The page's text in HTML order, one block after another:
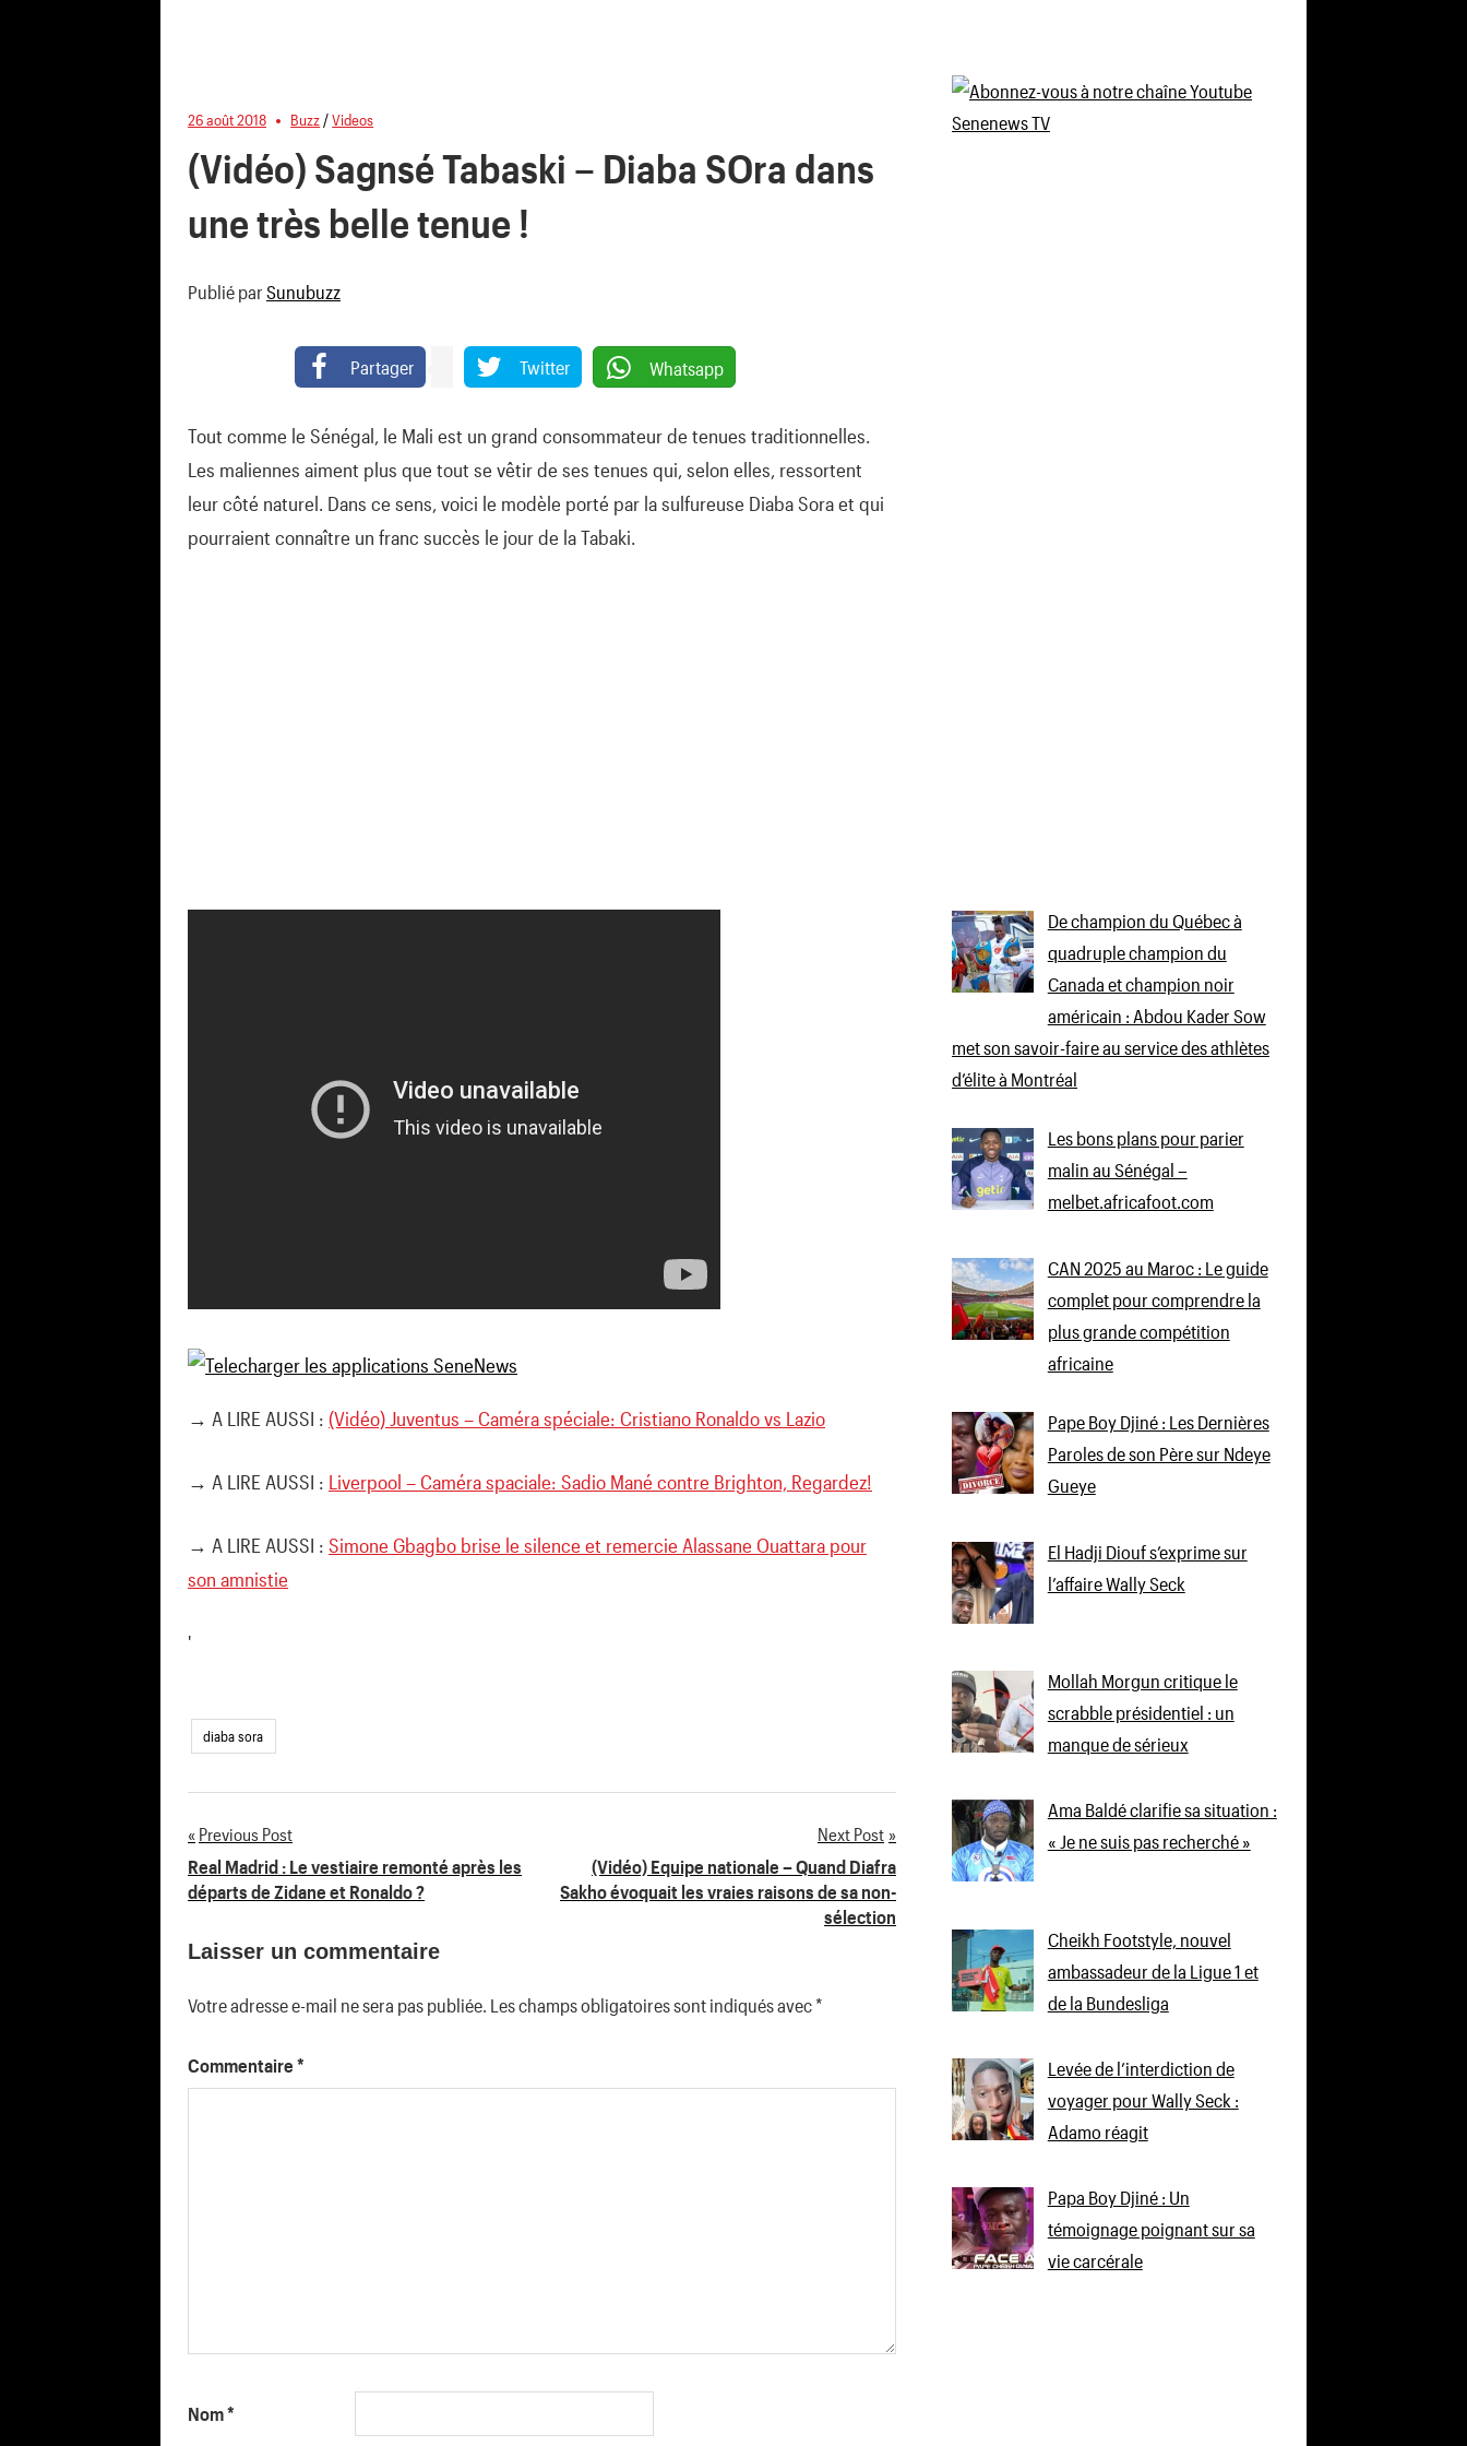
26 août 2018 Buzz /Videos
(Vidéo) Sagnsé Tabaski – Diaba SOra dans
une très belle tenue !
Publié par Sunubuzz
Partager Twitter Whatsapp
Tout comme le Sénégal, le Mali est un grand consommateur de tenues traditionnelles.
Les maliennes aiment plus que tout se vêtir de ses tenues qui, selon elles, ressortent
leur côté naturel. Dans ce sens, voici le modèle porté par la sulfureuse Diaba Sora et qui
pourraient connaître un franc succès le jour de la Tabaki.
→ A LIRE AUSSI : (Vidéo) Juventus – Caméra spéciale: Cristiano Ronaldo vs Lazio
→ A LIRE AUSSI : Liverpool – Caméra spaciale: Sadio Mané contre Brighton, Regardez!
→ A LIRE AUSSI : Simone Gbagbo brise le silence et remercie Alassane Ouattara pour
son amnistie
'
diaba sora
Navigation
de
l’article
Previous Post
Real Madrid : Le vestiaire remonté après les
départs de Zidane et Ronaldo ?
Next Post
(Vidéo) Equipe nationale – Quand Diafra
Sakho évoquait les vraies raisons de sa non-
sélection
Laisser un commentaire
Votre adresse e-mail ne sera pas publiée. Les champs obligatoires sont indiqués avec*
Commentaire *
Nom*
De champion du Québec à
quadruple champion du
Canada et champion noir
américain : Abdou Kader Sow
met son savoir-faire au service des athlètes
d’élite à Montréal
Les bons plans pour parier
malin au Sénégal –
melbet.africafoot.com
CAN 2025 au Maroc : Le guide
complet pour comprendre la
plus grande compétition
africaine
Pape Boy Djiné : Les Dernières
Paroles de son Père sur Ndeye
Gueye
El Hadji Diouf s’exprime sur
l’affaire Wally Seck
Mollah Morgun critique le
scrabble présidentiel : un
manque de sérieux
Ama Baldé clarifie sa situation :
« Je ne suis pas recherché »
Cheikh Footstyle, nouvel
ambassadeur de la Ligue 1 et
de la Bundesliga
Levée de l’interdiction de
voyager pour Wally Seck :
Adamo réagit
Papa Boy Djiné : Un
témoignage poignant sur sa
vie carcérale